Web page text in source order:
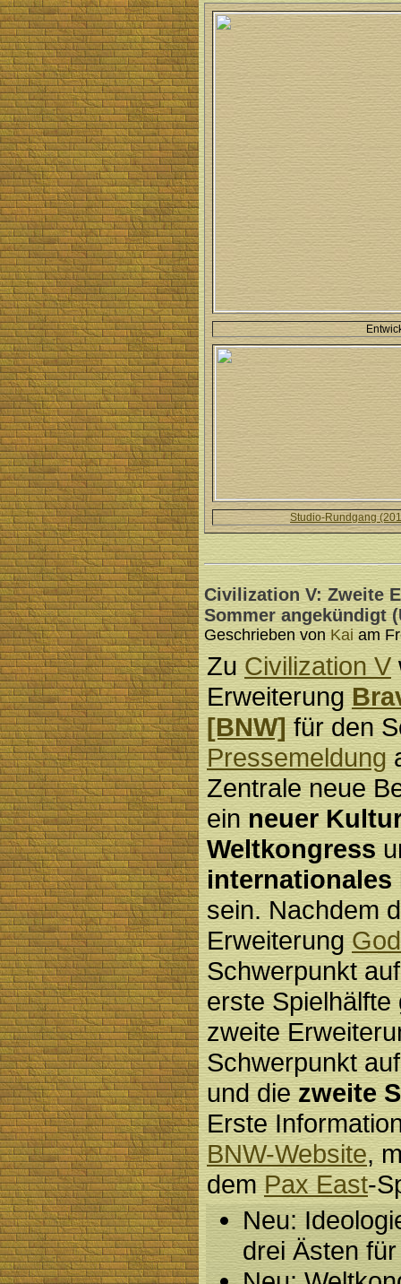
Studio-Rundgang
Civilization V: Zweite
Sommer angekündigt
Geschrieben vonKai am
ZuCivilization V
Erweiterung
[BNW]für den
Pressemeldung
Zentrale neue
einneuer
Weltkongress
internationales
sein. Nachdem
Erweiterung
Schwerpunkt
erste Spielhälfte
zweite
Schwerpunkt
und diezweite
Erste
BNW-Website,
demPax East-
Neu:
drei Ästen